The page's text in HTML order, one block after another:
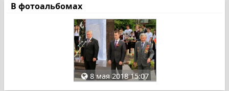
В фотоальбомах
8 мая 2018 15:07